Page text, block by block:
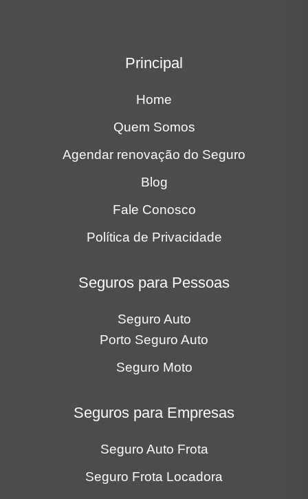
Principal
Home
Quem Somos
Agendar renovação do Seguro
Blog
Fale Conosco
Política de Privacidade
Seguros para Pessoas
Seguro Auto
Porto Seguro Auto
Seguro Moto
Seguros para Empresas
Seguro Auto Frota
Seguro Frota Locadora